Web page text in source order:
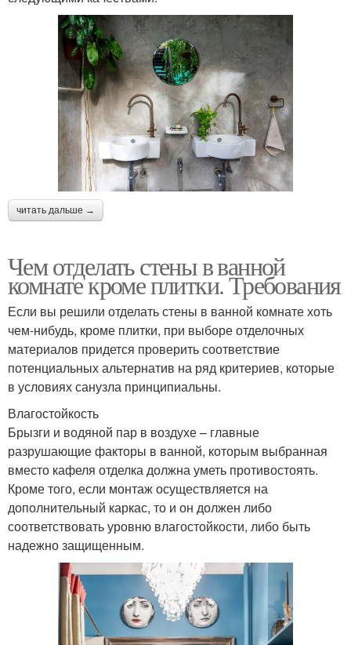
читать дальше →
Чем отделать стены в ванной
комнате кроме плитки. Требования
Если вы решили отделать стены в ванной комнате хоть
чем-нибудь, кроме плитки, при выборе отделочных
материалов придется проверить соответствие
потенциальных альтернатив на ряд критериев, которые
в условиях санузла принципиальны.
Влагостойкость
Брызги и водяной пар в воздухе – главные
разрушающие факторы в ванной, которым выбранная
вместо кафеля отделка должна уметь противостоять.
Кроме того, если монтаж осуществляется на
дополнительный каркас, то и он должен либо
соответствовать уровню влагостойкости, либо быть
надежно защищенным.